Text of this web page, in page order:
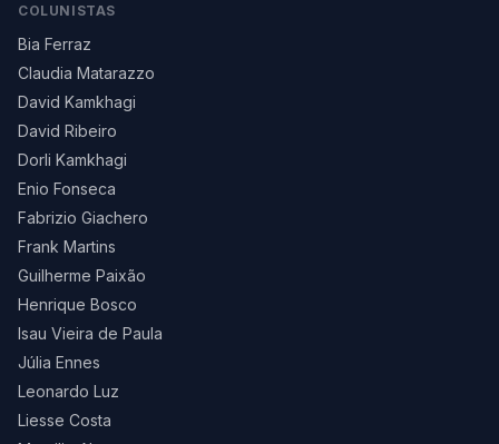
COLUNISTAS
Bia Ferraz
Claudia Matarazzo
David Kamkhagi
David Ribeiro
Dorli Kamkhagi
Enio Fonseca
Fabrizio Giachero
Frank Martins
Guilherme Paixão
Henrique Bosco
Isau Vieira de Paula
Júlia Ennes
Leonardo Luz
Liesse Costa